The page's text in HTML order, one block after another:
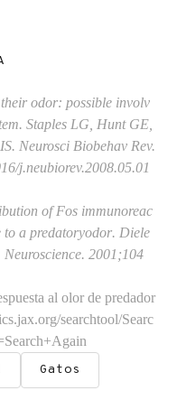
odor: possible involv
Staples LG, Hunt GE,
Neurosci Biobehav Rev.
j.neubiorev.2008.05.01
of Fos immunoreac
a predatoryodor. Diele
2001;104
al olor de predador
searchtool/Searc
Gatos